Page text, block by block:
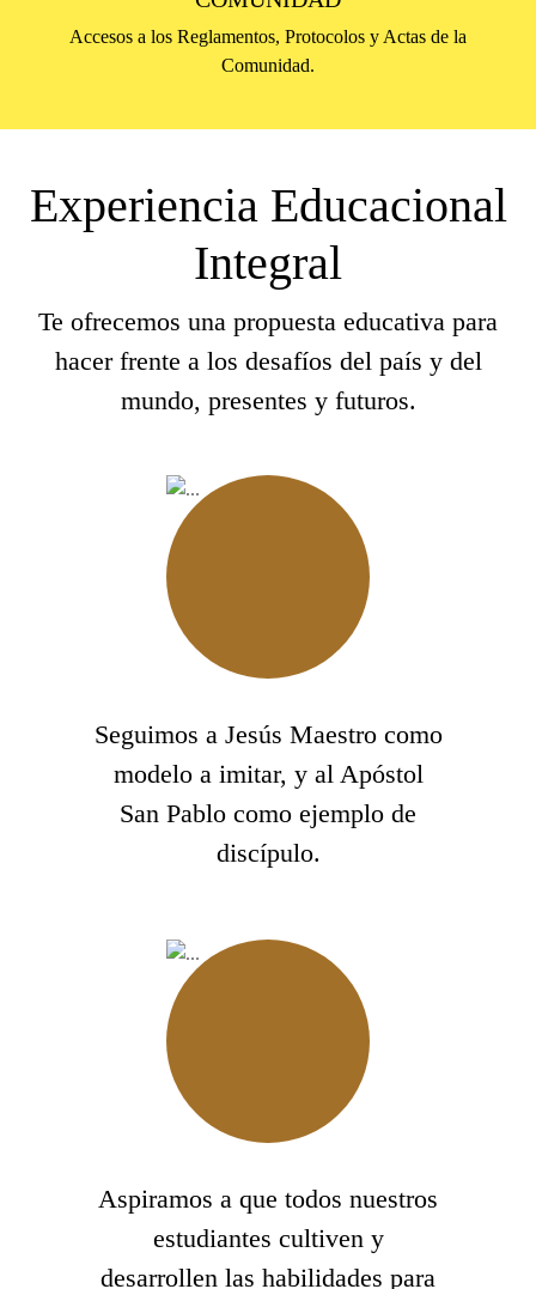
Accesos a los Reglamentos, Protocolos y Actas de la
Comunidad.
Experiencia Educacional
Integral
Te ofrecemos una propuesta educativa para
hacer frente a los desafíos del país y del
mundo, presentes y futuros.
Seguimos a Jesús Maestro como
modelo a imitar, y al Apóstol
San Pablo como ejemplo de
discípulo.
Aspiramos a que todos nuestros
estudiantes cultiven y
desarrollen las habilidades para